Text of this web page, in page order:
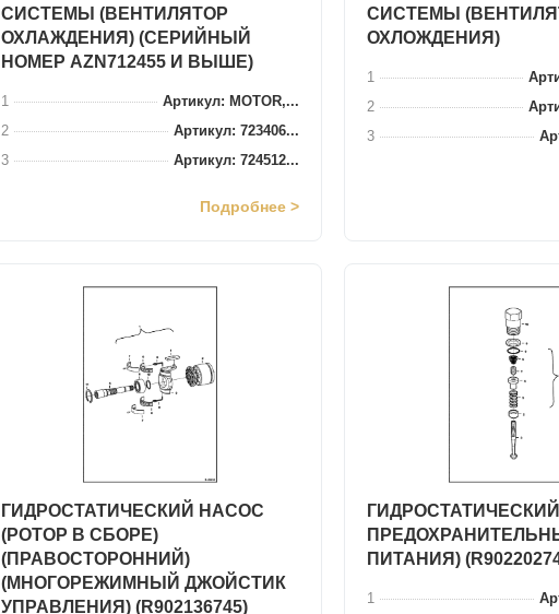
СИСТЕМЫ (ВЕНТИЛЯТОР
ОХЛАЖДЕНИЯ) (СЕРИЙНЫЙ
НОМЕР AZN712455 И ВЫШЕ)
1
Артикул: MOTOR,...
2
Артикул: 723406...
3
Артикул: 724512...
Подробнее >
СИСТЕМЫ
ОХЛОЖДЕНИЯ)
1
2
3
ГИДРОСТАТИЧЕСКИЙ НАСОС
(РОТОР В СБОРЕ)
(ПРАВОСТОРОННИЙ)
(МНОГОРЕЖИМНЫЙ ДЖОЙСТИК
УПРАВЛЕНИЯ) (R902136745)
ПИТАНИЯ)
1